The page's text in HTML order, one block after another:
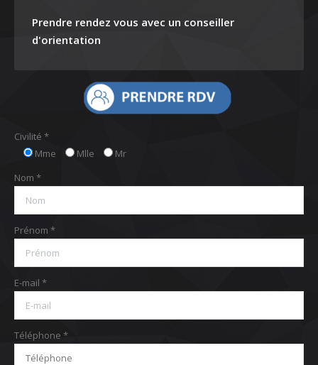
Prendre rendez vous avec un conseiller
d'orientation
Civilité *
Mme
Mlle
Mr
Nom *
Prénom *
E-mail *
Téléphone *